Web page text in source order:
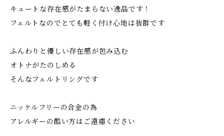
キュートな存在感がたまらない逸品です！
フェルトなのでとても軽く付け心地は抜群です
ふんわりと優しい存在感が包み込む
オトナがたのしめる
そんなフェルトリングです
ニッケルフリーの合金の為
アレルギーの酷い方はご遠慮ください